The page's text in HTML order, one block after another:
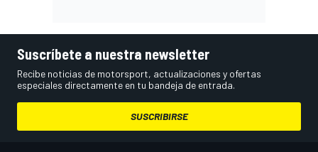
Suscríbete a nuestra newsletter
Recibe noticias de motorsport, actualizaciones y ofertas
especiales directamente en tu bandeja de entrada.
SUSCRIBIRSE